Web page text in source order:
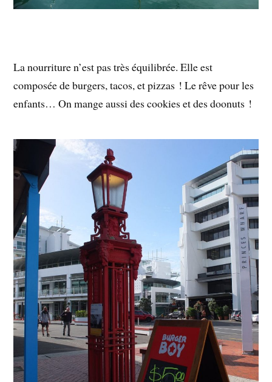
La nourriture n’est pas très équilibrée. Elle est
composée de burgers, tacos, et pizzas ! Le rêve pour les
enfants… On mange aussi des cookies et des doonuts !